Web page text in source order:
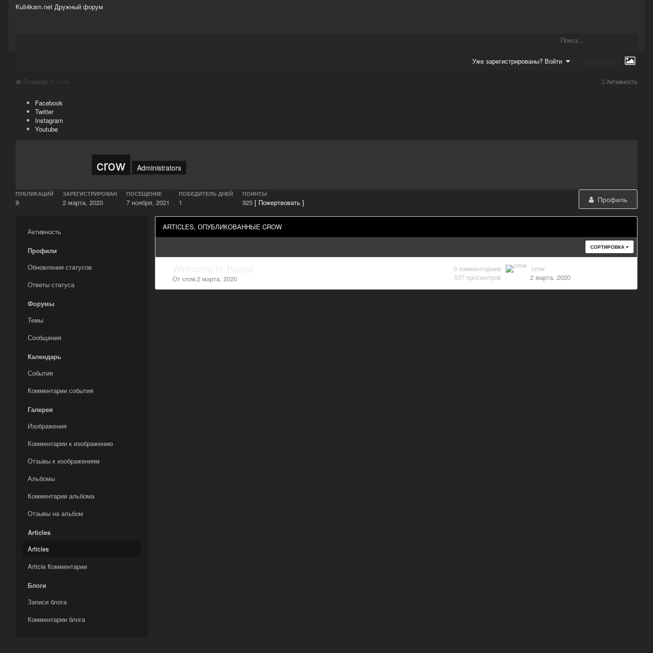
Kuli4kam.net Дружный форум
Уже зарегистрированы? Войти
Активность
Главная
Facebook
Twitter
Instagram
Youtube
crow Administrators
Профиль
ПУБЛИКАЦИЙ
9
ЗАРЕГИСТРИРОВАН
2 марта, 2020
ПОСЕЩЕНИЕ
7 ноября, 2021
ПОБЕДИТЕЛЬ ДНЕЙ
1
ПОИНТЫ
925 [ Пожертвовать ]
Активность
Профили
Обновления статусов
Ответы статуса
Форумы
Темы
Сообщения
Календарь
События
Комментарии события
Галерея
Изображения
Комментарии к изображению
Отзывы к изображениям
Альбомы
Комментарии альбома
Отзывы на альбом
Articles
Articles
Article Комментарии
Блоги
Записи блога
Комментарии блога
ARTICLES, ОПУБЛИКОВАННЫЕ CROW
СОРТИРОВКА
От crow,2 марта, 2020
0 комментариев
537 просмотров
crow
2 марта, 2020